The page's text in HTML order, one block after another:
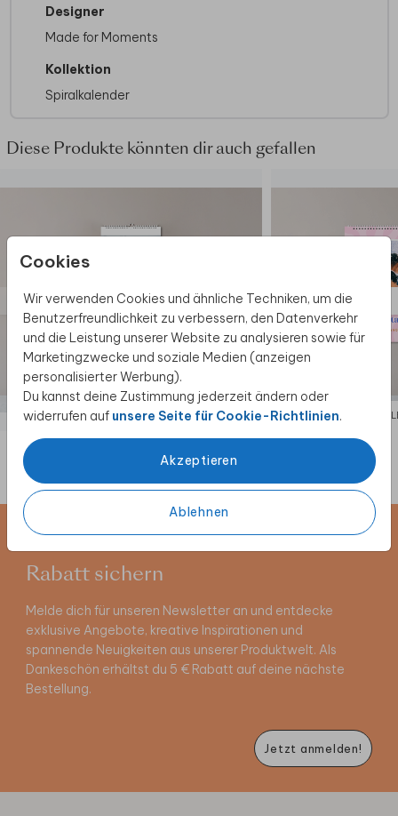
Cookies
Wir verwenden Cookies und ähnliche Techniken, um die
Benutzerfreundlichkeit zu verbessern, den Datenverkehr
und die Leistung unserer Website zu analysieren sowie für
Marketingzwecke und soziale Medien (anzeigen
personalisierter Werbung).
Du kannst deine Zustimmung jederzeit ändern oder
widerrufen auf unsere Seite für Cookie-Richtlinien.
Akzeptieren
Ablehnen
Robustes, weißes Fotokalenderpapier.
Dieses Papier eignet sich hervorragend zum
Spezifikationen:
Wird separat von jeder Kartenbestellung mit
Designer
Made for Moments
Kollektion
Spiralkalender
Diese Produkte könnten dir auch gefallen
KALENDER
Rabatt sichern
Melde dich für unseren Newsletter an und entdecke
exklusive Angebote, kreative Inspirationen und
spannende Neuigkeiten aus unserer Produktwelt. Als
Dankeschön erhältst du 5 € Rabatt auf deine nächste
Bestellung.
Jetzt anmelden!